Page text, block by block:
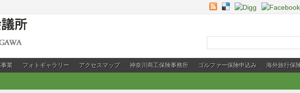
業 フォトギャラリー アクセスマップ 神奈川商工保険事務所 ゴルファー保険申込み 海外旅行保